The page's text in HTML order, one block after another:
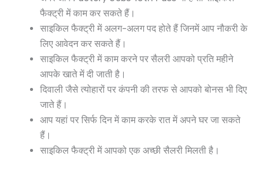
फैक्ट्री में काम कर सकते हैं।
साइकिल फैक्ट्री में अलग-अलग पद होते हैं जिनमें आप नौकरी के
लिए आवेदन कर सकते हैं।
साइकिल फैक्ट्री में काम करने पर सैलरी आपको प्रति महीने
आपके खाते में दी जाती है।
दिवाली जैसे त्योहारों पर कंपनी की तरफ से आपको बोनस भी दिए
जाते हैं।
आप यहां पर सिर्फ दिन में काम करके रात में अपने घर जा सकते
हैं।
साइकिल फैक्ट्री में आपको एक अच्छी सैलरी मिलती है।